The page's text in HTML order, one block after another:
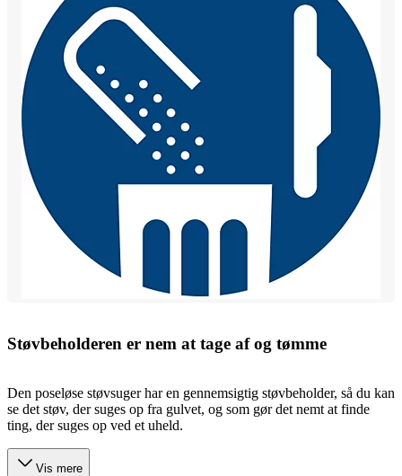
Støvbeholderen er nem at tage af og tømme
Den poseløse støvsuger har en gennemsigtig støvbeholder, så du kan
se det støv, der suges op fra gulvet, og som gør det nemt at finde
ting, der suges op ved et uheld.
Vis mere